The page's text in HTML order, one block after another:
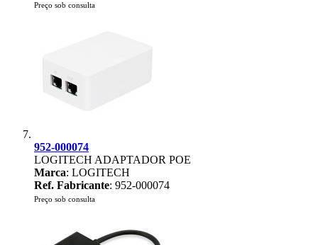
Preço sob consulta
952-000074
LOGITECH ADAPTADOR POE
Marca: LOGITECH
Ref. Fabricante: 952-000074
Preço sob consulta